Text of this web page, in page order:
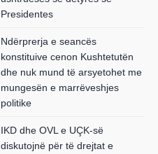
Presidentes
Ndërprerja e seancës
konstituive cenon Kushtetutën
dhe nuk mund të arsyetohet me
mungesën e marrëveshjes
politike
IKD dhe OVL e UÇK-së
diskutojnë për të drejtat e